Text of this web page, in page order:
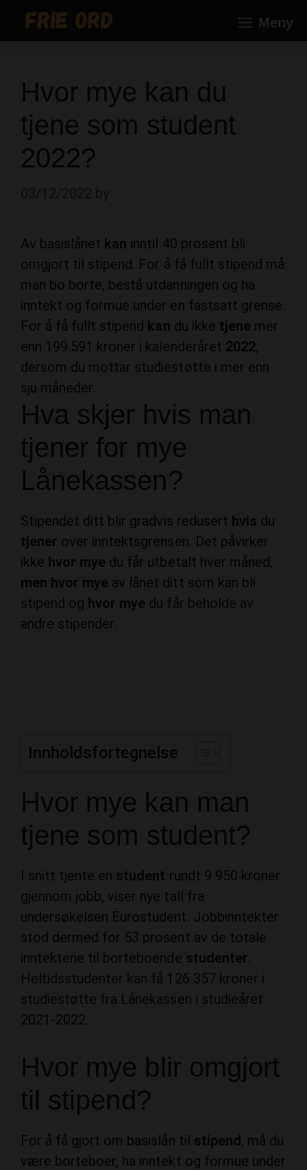
Meny
Hvor mye kan du
tjene som student
2022?
Av basislånet kan inntil 40 prosent bli
omgjort til stipend. For å få fullt stipend må
man bo borte, bestå utdanningen og ha
inntekt og formue under en fastsatt grense.
For å få fullt stipend kan du ikke tjene mer
enn 199.591 kroner i kalenderåret 2022,
dersom du mottar studiestøtte i mer enn
sju måneder.
Hva skjer hvis man
tjener for mye
Lånekassen?
Stipendet ditt blir gradvis redusert hvis du
tjener over inntektsgrensen. Det påvirker
ikke hvor mye du får utbetalt hver måned,
men hvor mye av lånet ditt som kan bli
stipend og hvor mye du får beholde av
andre stipender.
Innholdsfortegnelse
Hvor mye kan man
tjene som student?
I snitt tjente en student rundt 9 950 kroner
gjennom jobb, viser nye tall fra
undersøkelsen Eurostudent. Jobbinntekter
stod dermed for 53 prosent av de totale
inntektene til borteboende studenter
Heltidsstudenter kan få 126 357 kroner i
studiestøtte fra Lånekassen i studieåret
2021-2022.
Hvor mye blir omgjort
til stipend?
For å få gjort om basislån til stipend, må du
være borteboer, ha inntekt og formue under